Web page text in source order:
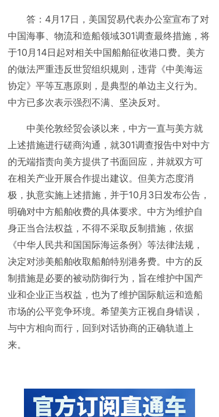
答：4月17日，美国贸易代表办公室宣布了对
中国海事、物流和造船领域301调查最终措施，将
于10月14日起对相关中国船舶征收港口费。美方
的做法严重违反世贸组织规则，违背《中美海运
协定》平等互惠原则，是典型的单边主义行为。
中方已多次表示强烈不满、坚决反对。
中美伦敦经贸会谈以来，中方一直与美方就
上述措施进行磋商沟通，就301调查报告中对中方
的无端指责向美方提供了书面回应，并就双方可
在相关产业开展合作提出建议。但美方态度消
极，执意实施上述措施，并于10月3日发布公告，
明确对中方船舶收费的具体要求。中方为维护自
身正当合法权益，不得不采取反制措施，依据
《中华人民共和国国际海运条例》等法律法规，
决定对涉美船舶收取船舶特别港务费。中方的反
制措施是必要的被动防御行为，旨在维护中国产
业和企业正当权益，也为了维护国际航运和造船
市场的公平竞争环境。希望美方正视自身错误，
与中方相向而行，回到对话协商的正确轨道上
来。